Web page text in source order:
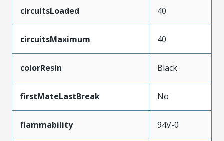
circuitsLoaded 40
circuitsMaximum 40
colorResin Black
firstMateLastBreak No
flammability 94V-0